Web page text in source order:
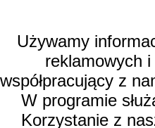
Używamy
reklamowych
współpracujący z
W programie
Korzystanie z